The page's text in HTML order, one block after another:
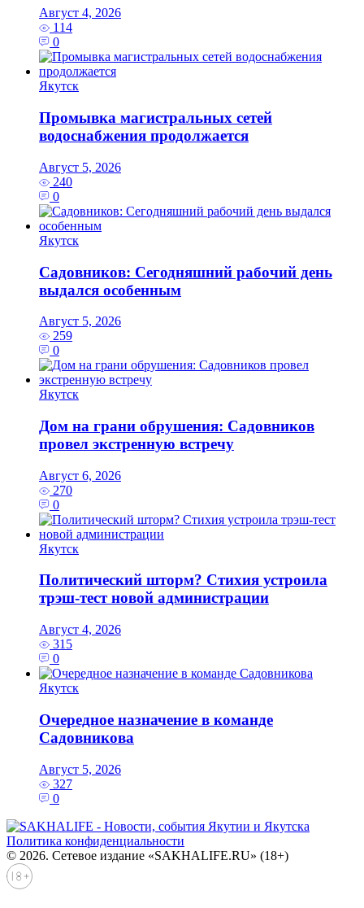
Август 4, 2026
114
0
Якутск
Промывка магистральных сетей
водоснабжения продолжается
Август 5, 2026
240
0
Якутск
Садовников: Сегодняшний рабочий день
выдался особенным
Август 5, 2026
259
0
Якутск
Дом на грани обрушения: Садовников
провел экстренную встречу
Август 6, 2026
270
0
Якутск
Политический шторм? Стихия устроила
трэш-тест новой администрации
Август 4, 2026
315
0
Якутск
Очередное назначение в команде
Садовникова
Август 5, 2026
327
0
Политика конфиденциальности
© 2026. Сетевое издание «SAKHALIFE.RU» (18+)